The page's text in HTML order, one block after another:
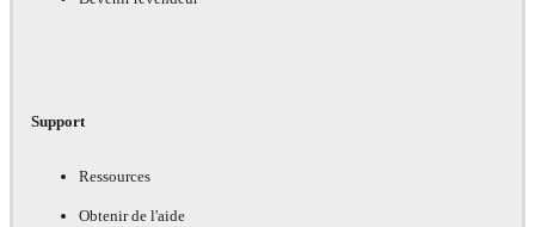
Support
Ressources
Obtenir de l'aide